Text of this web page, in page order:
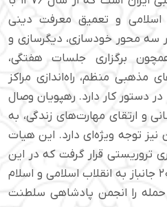
و تعمیق معرفت دینی
سه محور خودسازی، دیگرسازی و
برگزاری جلسات هفتگی،
مذهبی منظم، راه‌اندازی مراکز
دستور کار دارد. رهپویان وصال
و ارتقای مهارت‌های زندگی، به
نیز توجه ویژه‌ای دارد. این هیات
تروریستی قرار گرفت که در این
واقعه ۱۴ شهید و قریب به ۲۰۰ جانباز به انقلاب اسلامی و اسلام
را انجمن پادشاهی سلطنت